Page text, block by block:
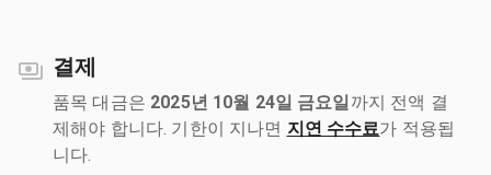
결제
품목 대금은 2025년 10월 24일 금요일 까지 전액 결
제해야 합니다. 기한이 지나면 지연 수수료가 적용됩
니다.